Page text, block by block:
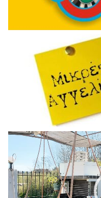
Πρόγραμμα
Αναπαραγωγής
Βίντεο